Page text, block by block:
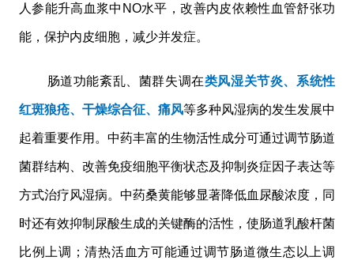
人参能升高血浆中NO水平，改善内皮依赖性血管舒张功
能，保护内皮细胞，减少并发症。
肠道功能紊乱、菌群失调在类风湿关节炎、系统性
红斑狼疮、干燥综合征、痛风等多种风湿病的发生发展中
起着重要作用。中药丰富的生物活性成分可通过调节肠道
菌群结构、改善免疫细胞平衡状态及抑制炎症因子表达等
方式治疗风湿病。中药桑黄能够显著降低血尿酸浓度，同
时还有效抑制尿酸生成的关键酶的活性，使肠道乳酸杆菌
比例上调；清热活血方可能通过调节肠道微生态以上调